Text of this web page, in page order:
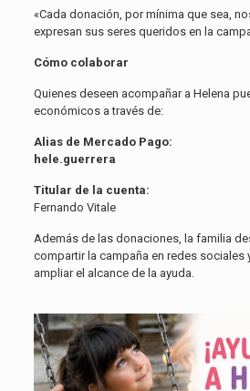
«Cada donación, por mínima que sea,
expresan sus seres queridos en la
Cómo colaborar
Quienes deseen acompañar a Helena
económicos a través de:
Alias de Mercado Pago:
hele.guerrera
Titular de la cuenta:
Fernando Vitale
Además de las donaciones, la familia
compartir la campaña en redes sociales
ampliar el alcance de la ayuda.